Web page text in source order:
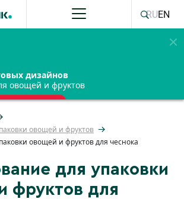
дизайнов
овощей и фруктов
БЕСПЛАТНО
RUEN
овощей и фруктов
овощей и фруктов для чеснока
для упаковки
фруктов для